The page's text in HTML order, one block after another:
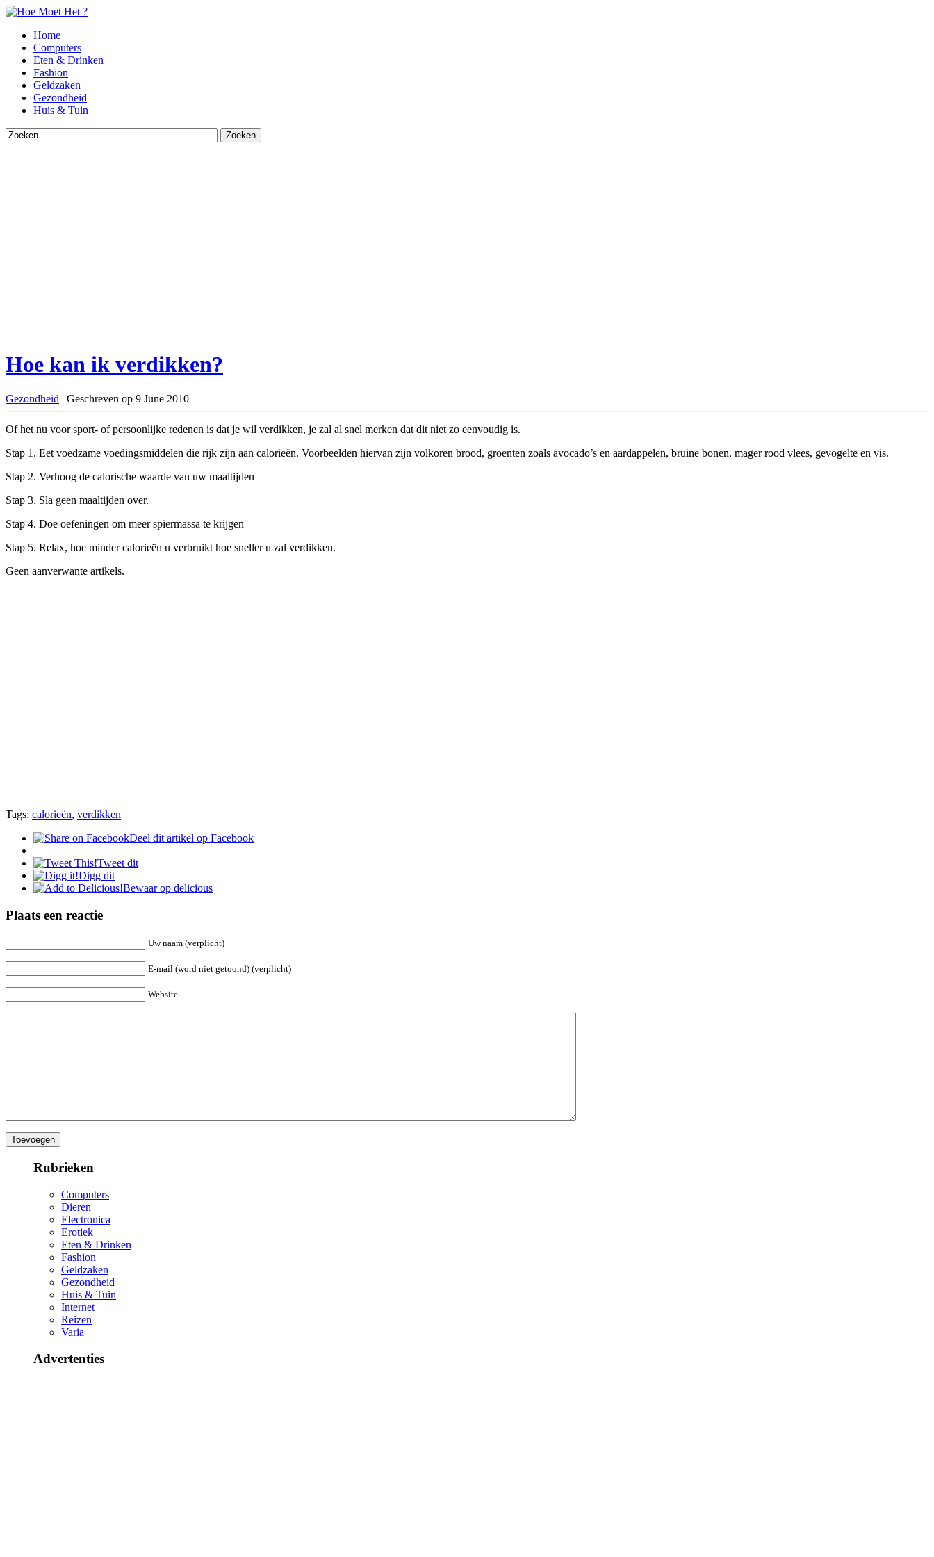
Home
Computers
Eten & Drinken
Fashion
Geldzaken
Gezondheid
Huis & Tuin
Hoe kan ik verdikken?
Gezondheid | Geschreven op 9 June 2010
Of het nu voor sport- of persoonlijke redenen is dat je wil verdikken, je zal al snel merken dat dit niet zo eenvoudig is.
Stap 1. Eet voedzame voedingsmiddelen die rijk zijn aan calorieën. Voorbeelden hiervan zijn volkoren brood, groenten zoals avocado’s en aardappelen, bruine bonen, mager rood vlees, gevogelte en vis.
Stap 2. Verhoog de calorische waarde van uw maaltijden
Stap 3. Sla geen maaltijden over.
Stap 4. Doe oefeningen om meer spiermassa te krijgen
Stap 5. Relax, hoe minder calorieën u verbruikt hoe sneller u zal verdikken.
Geen aanverwante artikels.
Tags: calorieën, verdikken
Deel dit artikel op Facebook
Tweet dit
Digg dit
Bewaar op delicious
Plaats een reactie
Uw naam (verplicht)
E-mail (word niet getoond) (verplicht)
Website
Rubrieken
Computers
Dieren
Electronica
Erotiek
Eten & Drinken
Fashion
Geldzaken
Gezondheid
Huis & Tuin
Internet
Reizen
Varia
Advertenties